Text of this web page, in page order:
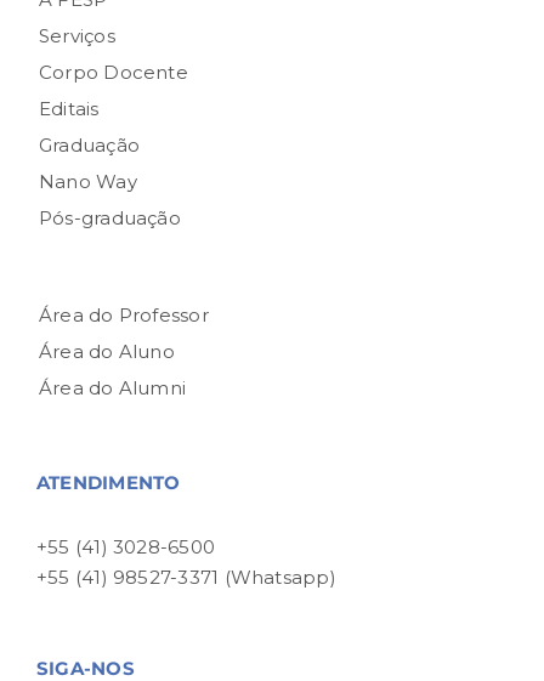
Serviços
Corpo Docente
Editais
Graduação
Nano Way
Pós-graduação
Área do Professor
Área do Aluno
Área do Alumni
ATENDIMENTO
+55 (41) 3028-6500
+55 (41) 98527-3371 (Whatsapp)
SIGA-NOS